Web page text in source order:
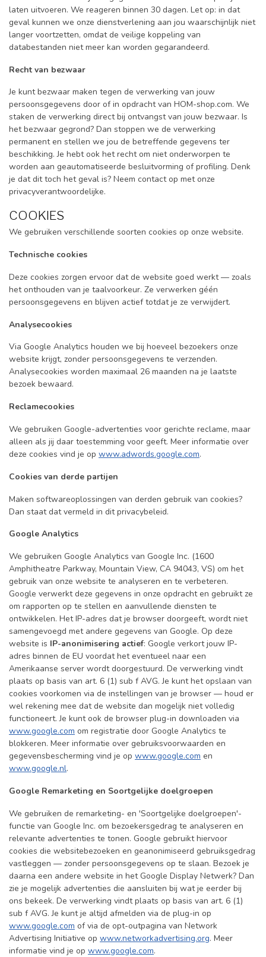
laten uitvoeren. We reageren binnen 30 dagen. Let op: in dat
geval kunnen we onze dienstverlening aan jou waarschijnlijk niet
langer voortzetten, omdat de veilige koppeling van
databestanden niet meer kan worden gegarandeerd.
Recht van bezwaar
Je kunt bezwaar maken tegen de verwerking van jouw
persoonsgegevens door of in opdracht van HOM-shop.com. We
staken de verwerking direct bij ontvangst van jouw bezwaar. Is
het bezwaar gegrond? Dan stoppen we de verwerking
permanent en stellen we jou de betreffende gegevens ter
beschikking. Je hebt ook het recht om niet onderworpen te
worden aan geautomatiseerde besluitvorming of profiling. Denk
je dat dit toch het geval is? Neem contact op met onze
privacyverantwoordelijke.
COOKIES
We gebruiken verschillende soorten cookies op onze website.
Technische cookies
Deze cookies zorgen ervoor dat de website goed werkt — zoals
het onthouden van je taalvoorkeur. Ze verwerken géén
persoonsgegevens en blijven actief totdat je ze verwijdert.
Analysecookies
Via Google Analytics houden we bij hoeveel bezoekers onze
website krijgt, zonder persoonsgegevens te verzenden.
Analysecookies worden maximaal 26 maanden na je laatste
bezoek bewaard.
Reclamecookies
We gebruiken Google-advertenties voor gerichte reclame, maar
alleen als jij daar toestemming voor geeft. Meer informatie over
deze cookies vind je op www.adwords.google.com.
Cookies van derde partijen
Maken softwareoplossingen van derden gebruik van cookies?
Dan staat dat vermeld in dit privacybeleid.
Google Analytics
We gebruiken Google Analytics van Google Inc. (1600
Amphitheatre Parkway, Mountain View, CA 94043, VS) om het
gebruik van onze website te analyseren en te verbeteren.
Google verwerkt deze gegevens in onze opdracht en gebruikt ze
om rapporten op te stellen en aanvullende diensten te
ontwikkelen. Het IP-adres dat je browser doorgeeft, wordt niet
samengevoegd met andere gegevens van Google. Op deze
website is IP-anonimisering actief: Google verkort jouw IP-
adres binnen de EU voordat het eventueel naar een
Amerikaanse server wordt doorgestuurd. De verwerking vindt
plaats op basis van art. 6 (1) sub f AVG. Je kunt het opslaan van
cookies voorkomen via de instellingen van je browser — houd er
wel rekening mee dat de website dan mogelijk niet volledig
functioneert. Je kunt ook de browser plug-in downloaden via
www.google.com om registratie door Google Analytics te
blokkeren. Meer informatie over gebruiksvoorwaarden en
gegevensbescherming vind je op www.google.com en
www.google.nl.
Google Remarketing en Soortgelijke doelgroepen
We gebruiken de remarketing- en 'Soortgelijke doelgroepen'-
functie van Google Inc. om bezoekersgedrag te analyseren en
relevante advertenties te tonen. Google gebruikt hiervoor
cookies die websitebezoeken en geanonimiseerd gebruiksgedrag
vastleggen — zonder persoonsgegevens op te slaan. Bezoek je
daarna een andere website in het Google Display Netwerk? Dan
zie je mogelijk advertenties die aansluiten bij wat je eerder bij
ons bekeek. De verwerking vindt plaats op basis van art. 6 (1)
sub f AVG. Je kunt je altijd afmelden via de plug-in op
www.google.com of via de opt-outpagina van Network
Advertising Initiative op www.networkadvertising.org. Meer
informatie vind je op www.google.com.